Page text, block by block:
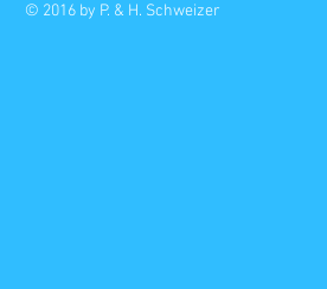
© 2016 by P. & H. Schweizer